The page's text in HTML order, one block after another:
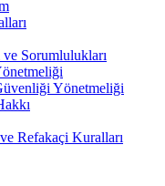
ve Sorumlulukları
Yönetmeliği
Refakaçi Kuralları